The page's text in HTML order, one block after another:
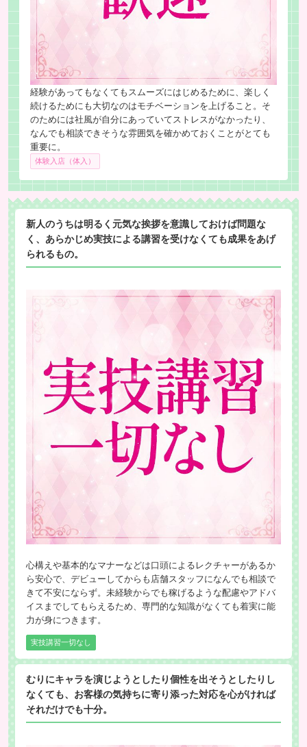
経験があってもなくてもスムーズにはじめるために、楽しく
続けるためにも大切なのはモチベーションを上げること。そ
のためには社風が自分にあっていてストレスがなかったり、
なんでも相談できそうな雰囲気を確かめておくことがとても
重要に。
体験入店（体入）
新人のうちは明るく元気な挨拶を意識しておけば問題な
く、あらかじめ実技による講習を受けなくても成果をあげ
られるもの。
心構えや基本的なマナーなどは口頭によるレクチャーがあるか
ら安心で、デビューしてからも店舗スタッフになんでも相談で
きて不安にならず。未経験からでも稼げるような配慮やアドバ
イスまでしてもらえるため、専門的な知識がなくても着実に能
力が身につきます。
実技講習一切なし
むりにキャラを演じようとしたり個性を出そうとしたりし
なくても、お客様の気持ちに寄り添った対応を心がければ
それだけでも十分。